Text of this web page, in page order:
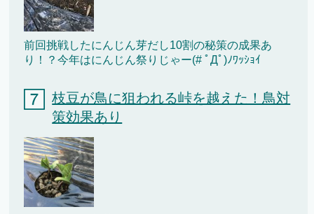
前回挑戦したにんじん芽だし10割の秘策の成果あ
り！？今年はにんじん祭りじゃー(# ﾟДﾟ)ﾉﾜｯｼｮｲ
枝豆が鳥に狙われる峠を越えた！鳥対
策効果あり